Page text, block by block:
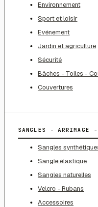
Environnement
Sport et loisir
Evénement
Jardin et agriculture
Sécurité
Bâches - Toiles -
Couvertures
SANGLES - ARRIMAGE -
Sangles
Sangle élastique
Sangles naturelles
Velcro - Rubans
Accessoires